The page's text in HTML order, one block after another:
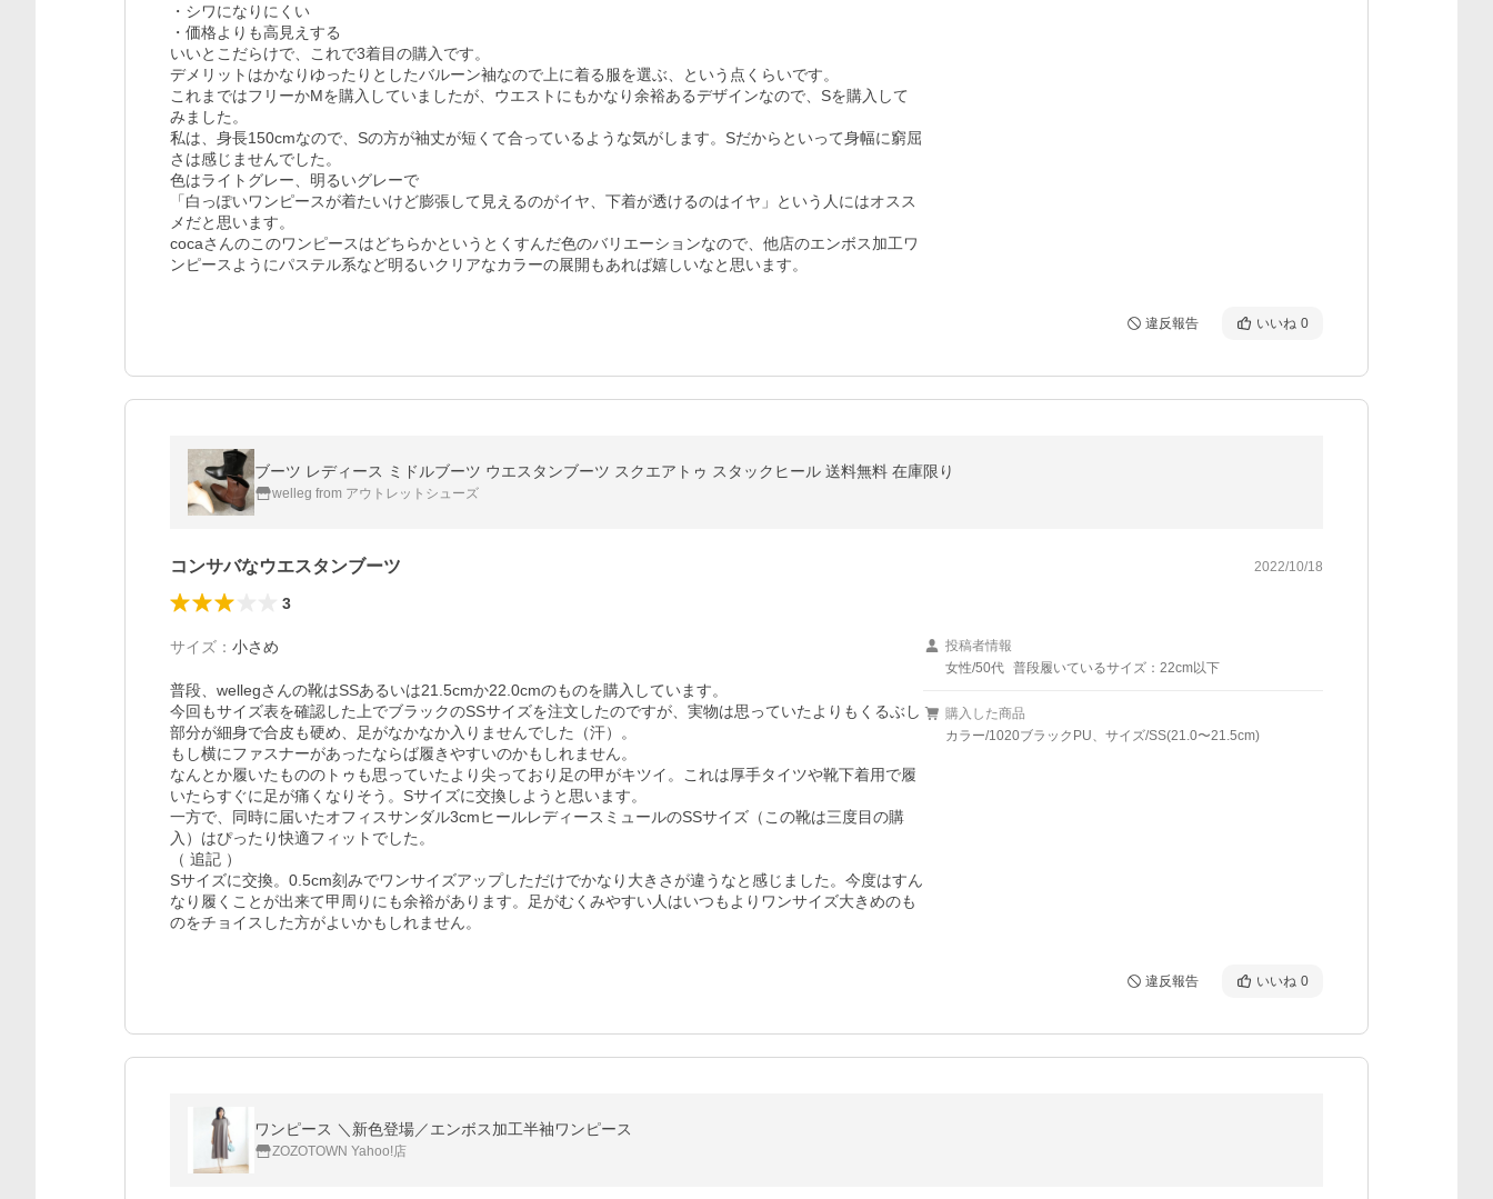
・シワになりにくい
・価格よりも高見えする
いいとこだらけで、これで3着目の購入です。
デメリットはかなりゆったりとしたバルーン袖なので上に着る服を選ぶ、という点くらいです。
これまではフリーかMを購入していましたが、ウエストにもかなり余裕あるデザインなので、Sを購入して
みました。
私は、身長150cmなので、Sの方が袖丈が短くて合っているような気がします。Sだからといって身幅に窮屈
さは感じませんでした。
色はライトグレー、明るいグレーで
「白っぽいワンピースが着たいけど膨張して見えるのがイヤ、下着が透けるのはイヤ」という人にはオスス
メだと思います。
cocaさんのこのワンピースはどちらかというとくすんだ色のバリエーションなので、他店のエンボス加工ワ
ンピースようにパステル系など明るいクリアなカラーの展開もあれば嬉しいなと思います。
違反報告 いいね 0
ブーツ レディース ミドルブーツ ウエスタンブーツ スクエアトゥ スタックヒール 送料無料 在庫限り
welleg from アウトレットシューズ
コンサバなウエスタンブーツ 2022/10/18
3
サイズ ： 小さめ
普段、wellegさんの靴はSSあるいは21.5cmか22.0cmのものを購入しています。
今回もサイズ表を確認した上でブラックのSSサイズを注文したのですが、実物は思っていたよりもくるぶし
部分が細身で合皮も硬め、足がなかなか入りませんでした（汗）。
もし横にファスナーがあったならば履きやすいのかもしれません。
なんとか履いたもののトゥも思っていたより尖っており足の甲がキツイ。これは厚手タイツや靴下着用で履
いたらすぐに足が痛くなりそう。Sサイズに交換しようと思います。
一方で、同時に届いたオフィスサンダル3cmヒールレディースミュールのSSサイズ（この靴は三度目の購
入）はぴったり快適フィットでした。
（ 追記 ）
Sサイズに交換。0.5cm刻みでワンサイズアップしただけでかなり大きさが違うなと感じました。今度はすん
なり履くことが出来て甲周りにも余裕があります。足がむくみやすい人はいつもよりワンサイズ大きめのも
投稿者情報
女性/50代 普段履いているサイズ：22cm以下
購入した商品
カラー/1020ブラックPU、サイズ/SS(21.0〜21.5cm)
違反報告 いいね 0
ワンピース ＼新色登場／エンボス加工半袖ワンピース
ZOZOTOWN Yahoo!店